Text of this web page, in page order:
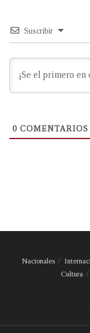
Suscribir
0 COMENTARIOS
Nacionales
Cultura